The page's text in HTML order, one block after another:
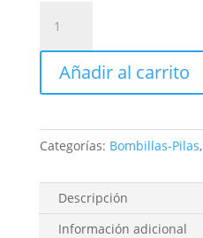
Led
12V
cálida
7W
DH
cantidad
Añadir al carrito
Categorías: Bombillas-Pilas,
Descripción
Información adicional